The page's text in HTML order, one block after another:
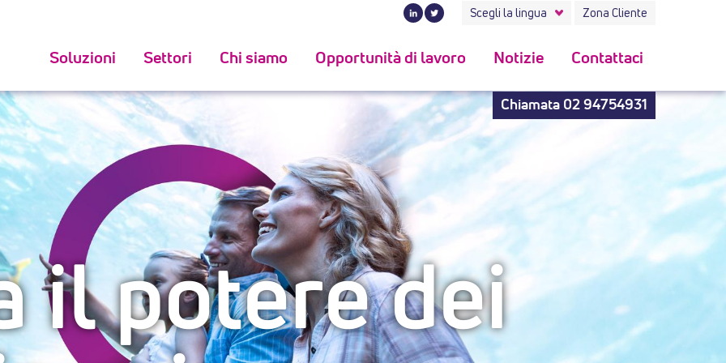
Soluzioni Settori Chi siamo Opportunità di lavoro Notizie Contattaci
Scegli la lingua Zona Cliente
Chiamata 02 94754931
il potere dei